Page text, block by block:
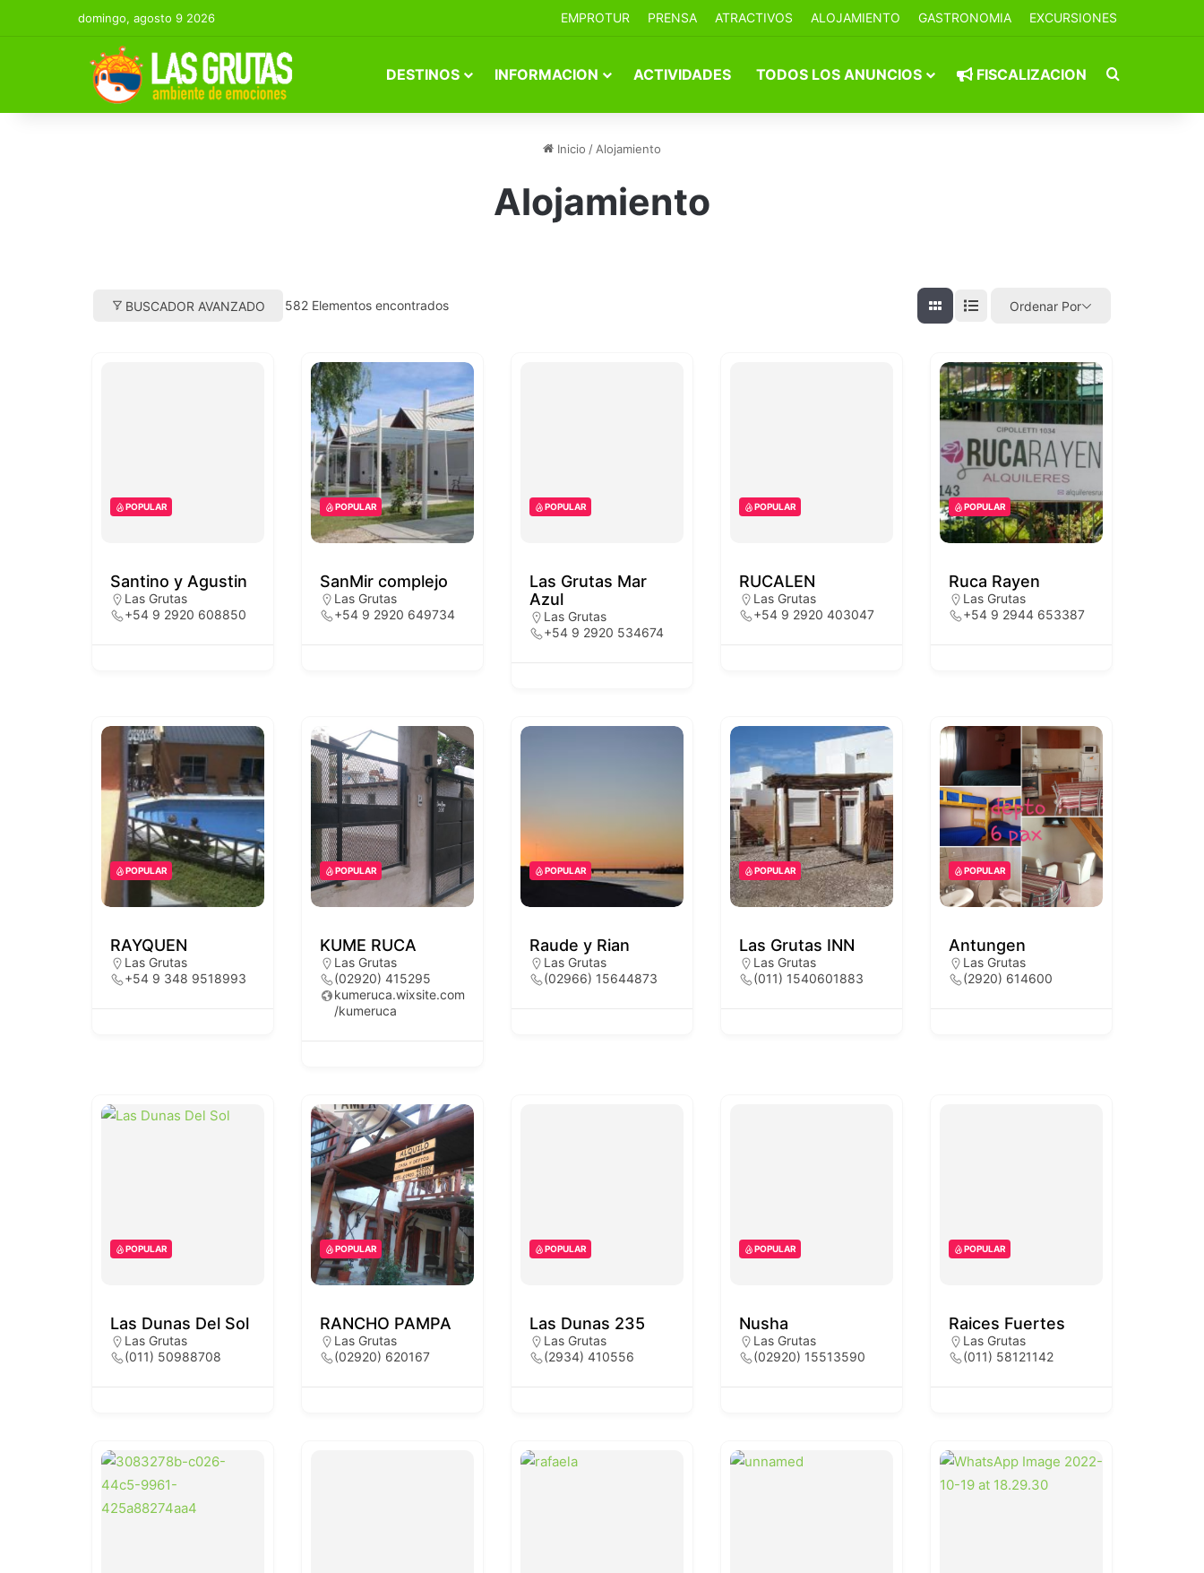
domingo, agosto 9 2026 EMPROTUR PRENSA ATRACTIVOS ALOJAMIENTO GASTRONOMIA EXCURSIONES
DESTINOS INFORMACION ACTIVIDADES TODOS LOS ANUNCIOS FISCALIZACION Buscar por
Inicio / Alojamiento
Alojamiento
BUSCADOR AVANZADO 582 Elementos encontrados Ordenar Por
POPULAR
Santino y Agustin
Las Grutas
+54 9 2920 608850
POPULAR
SanMir complejo
Las Grutas
+54 9 2920 649734
POPULAR
Las Grutas Mar
Azul
Las Grutas
+54 9 2920 534674
POPULAR
RUCALEN
Las Grutas
+54 9 2920 403047
POPULAR
Ruca Rayen
Las Grutas
+54 9 2944 653387
POPULAR
RAYQUEN
Las Grutas
+54 9 348 9518993
POPULAR
KUME RUCA
Las Grutas
(02920) 415295
kumeruca.wixsite.com
/kumeruca
POPULAR
Raude y Rian
Las Grutas
(02966) 15644873
POPULAR
Las Grutas INN
Las Grutas
(011) 1540601883
POPULAR
Antungen
Las Grutas
(2920) 614600
POPULAR
Las Dunas Del Sol
Las Grutas
(011) 50988708
POPULAR
RANCHO PAMPA
Las Grutas
(02920) 620167
POPULAR
Las Dunas 235
Las Grutas
(2934) 410556
POPULAR
Nusha
Las Grutas
(02920) 15513590
POPULAR
Raices Fuertes
Las Grutas
(011) 58121142